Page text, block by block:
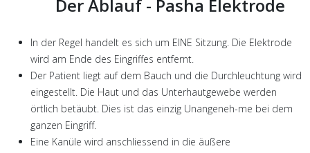
Der Ablauf - Pasha Elektrode
In der Regel handelt es sich um EINE Sitzung. Die Elektrode
wird am Ende des Eingriffes entfernt.
Der Patient liegt auf dem Bauch und die Durchleuchtung wird
eingestellt. Die Haut und das Unterhautgewebe werden
örtlich betäubt. Dies ist das einzig Unangeneh-me bei dem
ganzen Eingriff.
Eine Kanüle wird anschliessend in die äußere